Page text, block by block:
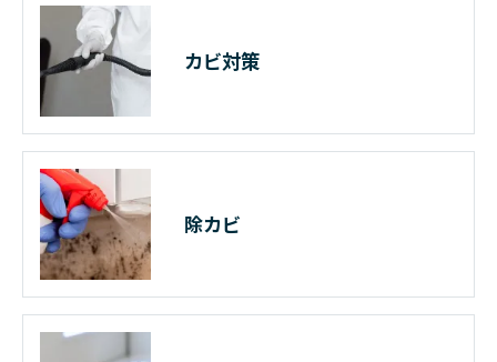
カビ対策
除カビ